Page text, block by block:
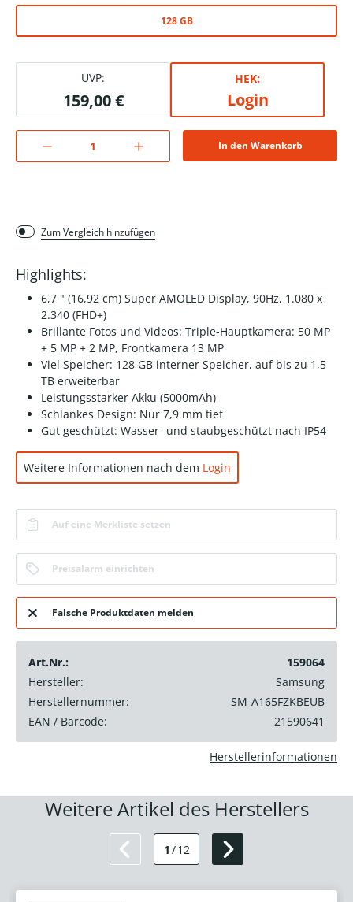
128 GB
UVP:
159,00 €
HEK:
Login
In den Warenkorb
Zum Vergleich hinzufügen
Highlights:
6,7 " (16,92 cm) Super AMOLED Display, 90Hz, 1.080 x
2.340 (FHD+)
Brillante Fotos und Videos: Triple-Hauptkamera: 50 MP
+ 5 MP + 2 MP, Frontkamera 13 MP
Viel Speicher: 128 GB interner Speicher, auf bis zu 1,5
TB erweiterbar
Leistungsstarker Akku (5000mAh)
Schlankes Design: Nur 7,9 mm tief
Gut geschützt: Wasser- und staubgeschützt nach IP54
Weitere Informationen nach dem Login
Auf eine Merkliste setzen
Preisalarm einrichten
Falsche Produktdaten melden
Art.Nr.:
159064
Hersteller:
Samsung
Herstellernummer:
SM-A165FZKBEUB
EAN / Barcode:
21590641
Herstellerinformationen
Weitere Artikel des Herstellers
1 /12